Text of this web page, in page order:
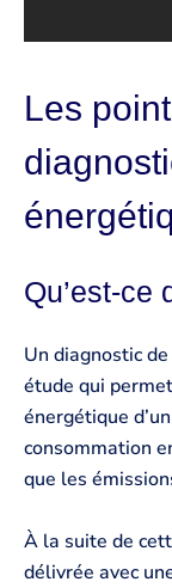
Les
Qu’est-ce
Un diagnostic
étude qui
énergétique
consommation
que les
À la suite de
délivrée avec